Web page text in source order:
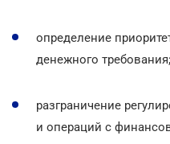
определение
денежного требования;
разграничение
и операций с